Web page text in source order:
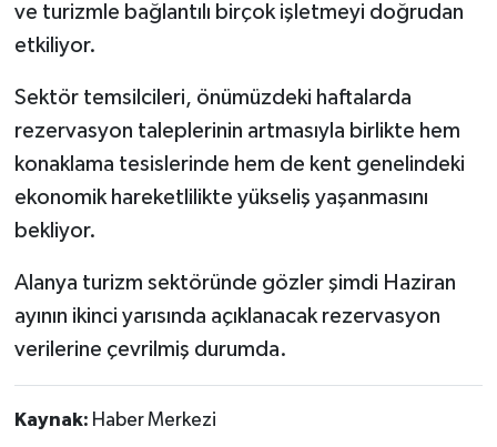
ve turizmle bağlantılı birçok işletmeyi doğrudan
etkiliyor.
Sektör temsilcileri, önümüzdeki haftalarda
rezervasyon taleplerinin artmasıyla birlikte hem
konaklama tesislerinde hem de kent genelindeki
ekonomik hareketlilikte yükseliş yaşanmasını
bekliyor.
Alanya turizm sektöründe gözler şimdi Haziran
ayının ikinci yarısında açıklanacak rezervasyon
verilerine çevrilmiş durumda.
Kaynak: Haber Merkezi